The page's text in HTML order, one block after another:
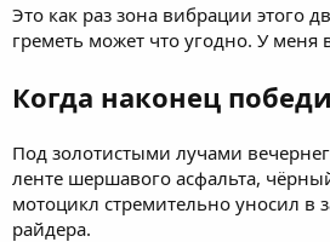
Это как раз зона вибрации этого
греметь может что угодно. У меня
Когда наконец
Под золотистыми лучами
ленте шершавого асфальта,
мотоцикл стремительно уносил в
райдера.